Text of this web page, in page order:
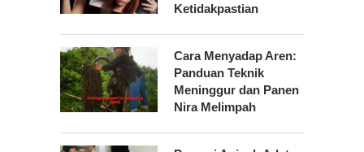
Ketidakpastian
Cara Menyadap Aren:
Panduan Teknik
Meninggur dan Panen
Nira Melimpah